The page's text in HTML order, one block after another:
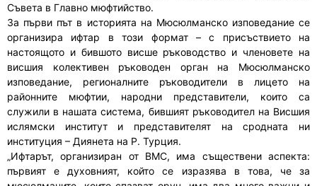
Съвета в Главно мюфтийство.
За първи път в историята на Мюсюлманско изповедание се
организира ифтар в този формат – с присъствието на
настоящото и бившото висше ръководство и членовете на
висшия колективен ръководен орган на Мюсюлманско
изповедание, регионалните ръководители в лицето на
районните мюфтии, народни представители, които са
служили в нашата система, бившият ръководител на Висшия
ислямски институт и представителят на сродната ни
институция – Диянета на Р. Турция.
„Ифтарът, организиран от ВМС, има съществени аспекта:
първият е духовният, който се изразява в това, че за